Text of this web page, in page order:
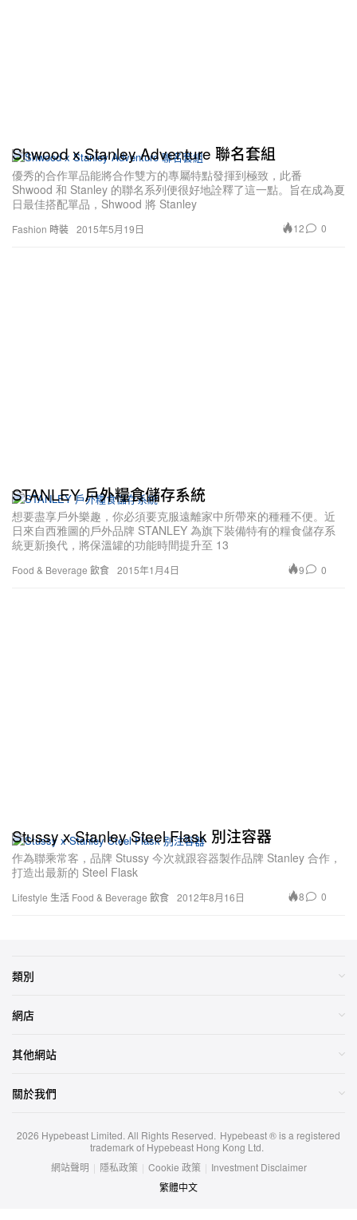
Fashion 時裝
Shwood x Stanley Adventure 聯名套組
優秀的合作單品能將合作雙方的專屬特點發揮到極致，此番
Shwood 和 Stanley 的聯名系列便很好地詮釋了這一點。旨在成為夏
日最佳搭配單品，Shwood 將 Stanley
2015年5月19日 12 0
Food & Beverage 飲食
STANLEY 戶外糧食儲存系統
想要盡享戶外樂趣，你必須要克服遠離家中所帶來的種種不便。近
日來自西雅圖的戶外品牌 STANLEY 為旗下裝備特有的糧食儲存系
統更新換代，將保溫罐的功能時間提升至 13
2015年1月4日 9 0
Lifestyle 生活 Food & Beverage 飲食
Stussy x Stanley Steel Flask 別注容器
作為聯乘常客，品牌 Stussy 今次就跟容器製作品牌 Stanley 合作，
打造出最新的 Steel Flask
2012年8月16日 8 0
類別
網店
其他網站
關於我們
2026 Hypebeast Limited. All Rights Reserved. Hypebeast ® is a registered
trademark of Hypebeast Hong Kong Ltd.
網站聲明 | 隱私政策 | Cookie 政策 | Investment Disclaimer
繁體中文